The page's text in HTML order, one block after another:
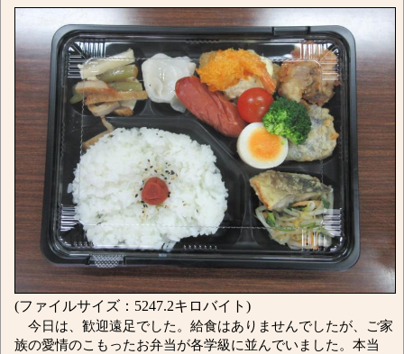
(ファイルサイズ：5247.2キロバイト)
今日は、歓迎遠足でした。給食はありませんでしたが、ご家
族の愛情のこもったお弁当が各学級に並んでいました。本当